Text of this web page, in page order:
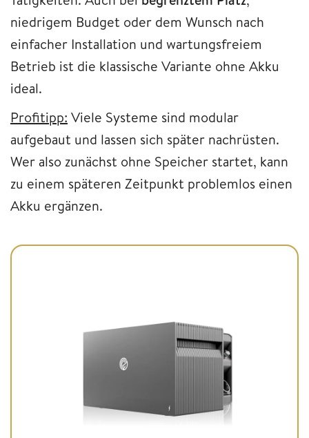
niedrigem Budget oder dem Wunsch nach
einfacher Installation und wartungsfreiem
Betrieb ist die klassische Variante ohne Akku
ideal.
Profitipp: Viele Systeme sind modular
aufgebaut und lassen sich später nachrüsten.
Wer also zunächst ohne Speicher startet, kann
zu einem späteren Zeitpunkt problemlos einen
Akku ergänzen.